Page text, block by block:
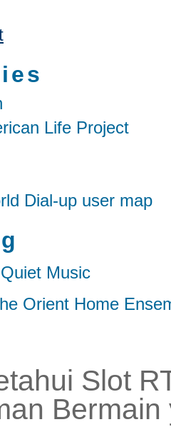
Life Project
Dial-up user map
Music
Orient Home
Slot